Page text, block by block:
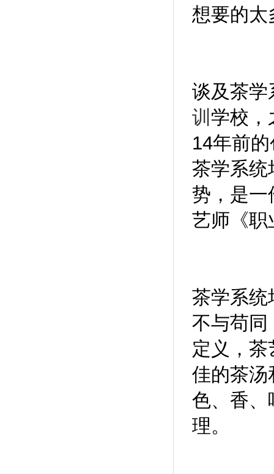
想要的太
谈及茶学
训 学校，
14年前
茶学系统
势，是
艺师《职
茶学系统
不与苟同
定义，
佳的茶
色、香、
理。